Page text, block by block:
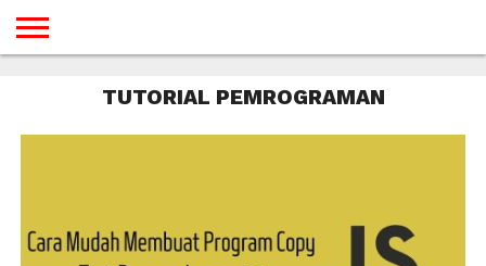
TUTORIAL
TUTORIAL
TUTORIAL
ANDROID
TUTORIAL
TUTORIAL
YOUTUBE
TUTORIAL
INTERNET
TUTORIAL
WINDOWS
TUTORIAL
TUTORIAL
MACINTOSH
TUTORIAL
MESSENGER
TUTORIAL
BLOGSPOT
TUTORIAL
WORDPRESS
TUTORIAL
PEMROGRAMAN
TUTORIAL
TUTORIALTUTORIAL PEMROGRAMAN